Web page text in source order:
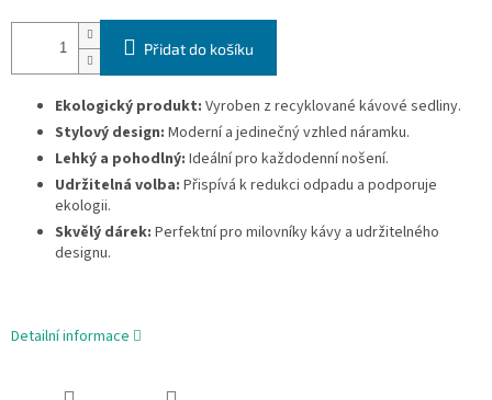
Přidat do košíku
Ekologický produkt: Vyroben z recyklované kávové sedliny.
Stylový design: Moderní a jedinečný vzhled náramku.
Lehký a pohodlný: Ideální pro každodenní nošení.
Udržitelná volba: Přispívá k redukci odpadu a podporuje
ekologii.
Skvělý dárek: Perfektní pro milovníky kávy a udržitelného
designu.
Detailní informace